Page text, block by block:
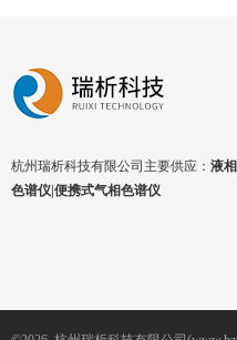
杭州瑞析科技有限公司主要供应： 液
色谱仪|便携式气相色谱仪